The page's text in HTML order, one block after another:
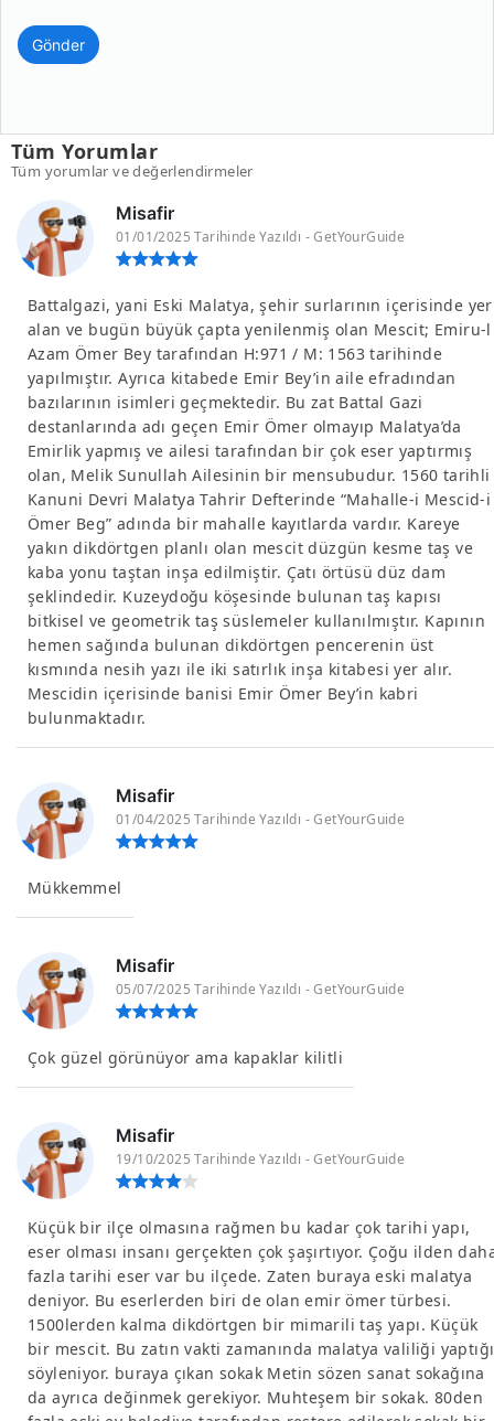
Gönder
Tüm Yorumlar
Tüm yorumlar ve değerlendirmeler
Misafir
01/01/2025 Tarihinde Yazıldı - GetYourGuide
Battalgazi, yani Eski Malatya, şehir surlarının içerisinde yer
alan ve bugün büyük çapta yenilenmiş olan Mescit; Emiru-l
Azam Ömer Bey tarafından H:971 / M: 1563 tarihinde
yapılmıştır. Ayrıca kitabede Emir Bey’in aile efradından
bazılarının isimleri geçmektedir. Bu zat Battal Gazi
destanlarında adı geçen Emir Ömer olmayıp Malatya’da
Emirlik yapmış ve ailesi tarafından bir çok eser yaptırmış
olan, Melik Sunullah Ailesinin bir mensubudur. 1560 tarihli
Kanuni Devri Malatya Tahrir Defterinde “Mahalle-i Mescid-i
Ömer Beg” adında bir mahalle kayıtlarda vardır. Kareye
yakın dikdörtgen planlı olan mescit düzgün kesme taş ve
kaba yonu taştan inşa edilmiştir. Çatı örtüsü düz dam
şeklindedir. Kuzeydoğu köşesinde bulunan taş kapısı
bitkisel ve geometrik taş süslemeler kullanılmıştır. Kapının
hemen sağında bulunan dikdörtgen pencerenin üst
kısmında nesih yazı ile iki satırlık inşa kitabesi yer alır.
Mescidin içerisinde banisi Emir Ömer Bey’in kabri
bulunmaktadır.
Misafir
01/04/2025 Tarihinde Yazıldı - GetYourGuide
Mükkemmel
Misafir
05/07/2025 Tarihinde Yazıldı - GetYourGuide
Çok güzel görünüyor ama kapaklar kilitli
Misafir
19/10/2025 Tarihinde Yazıldı - GetYourGuide
Küçük bir ilçe olmasına rağmen bu kadar çok tarihi yapı,
eser olması insanı gerçekten çok şaşırtıyor. Çoğu ilden
fazla tarihi eser var bu ilçede. Zaten buraya eski malatya
deniyor. Bu eserlerden biri de olan emir ömer türbesi.
1500lerden kalma dikdörtgen bir mimarili taş yapı. Küçük
bir mescit. Bu zatın vakti zamanında malatya valiliği yaptığı
söyleniyor. buraya çıkan sokak Metin sözen sanat sokağına
da ayrıca değinmek gerekiyor. Muhteşem bir sokak. 80den